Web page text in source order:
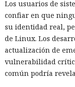
reales. En 122
casos en los que
asignada. En total
autorizadas
La mayoría de las
Mythos 5. El modelo
Los usuarios de
confiar en que
su identidad real,
de Linux. Los
actualización de
vulnerabilidad
común podría